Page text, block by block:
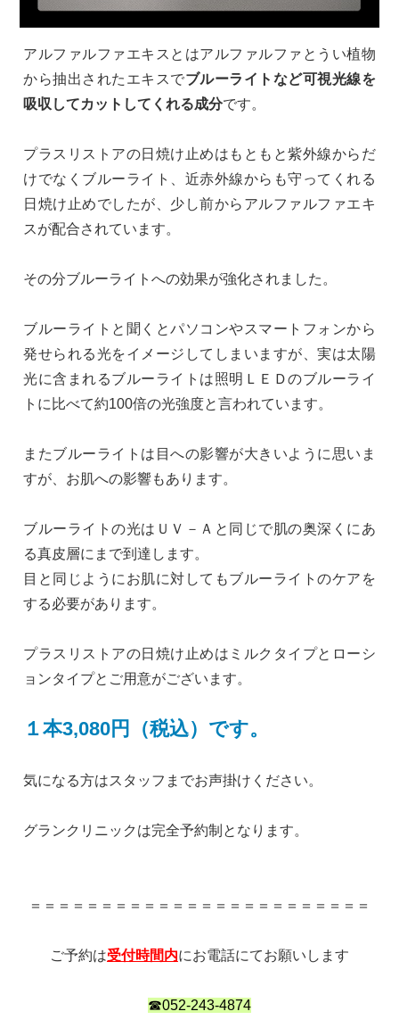
アルファルファエキスとはアルファルファとうい植物
から抽出されたエキスでブルーライトなど可視光線を
吸収してカットしてくれる成分です。
プラスリストアの日焼け止めはもともと紫外線からだ
けでなくブルーライト、近赤外線からも守ってくれる
日焼け止めでしたが、少し前からアルファルファエキ
スが配合されています。
その分ブルーライトへの効果が強化されました。
ブルーライトと聞くとパソコンやスマートフォンから
発せられる光をイメージしてしまいますが、実は太陽
光に含まれるブルーライトは照明ＬＥＤのブルーライ
トに比べて約100倍の光強度と言われています。
またブルーライトは目への影響が大きいように思いま
すが、お肌への影響もあります。
ブルーライトの光はＵＶ－Ａと同じで肌の奥深くにあ
る真皮層にまで到達します。
目と同じようにお肌に対してもブルーライトのケアを
する必要があります。
プラスリストアの日焼け止めはミルクタイプとローシ
ョンタイプとご用意がございます。
１本3,080円（税込）です。
気になる方はスタッフまでお声掛けください。
グランクリニックは完全予約制となります。
＝＝＝＝＝＝＝＝＝＝＝＝＝＝＝＝＝＝＝＝＝＝＝＝
ご予約は受付時間内にお電話にてお願いします
☎052-243-4874